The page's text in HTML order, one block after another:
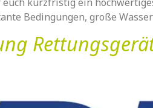
Bedingungen, große